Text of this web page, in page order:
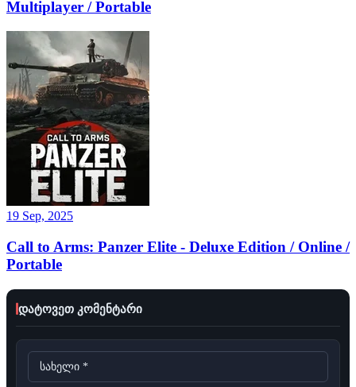
Multiplayer / Portable
19 Sep, 2025
Call to Arms: Panzer Elite - Deluxe Edition / Online /
Portable
დატოვეთ კომენტარი